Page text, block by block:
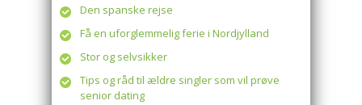
Den spanske rejse
Få en uforglemmelig ferie i Nordjylland
Stor og selvsikker
Tips og råd til ældre singler som vil prøve
senior dating